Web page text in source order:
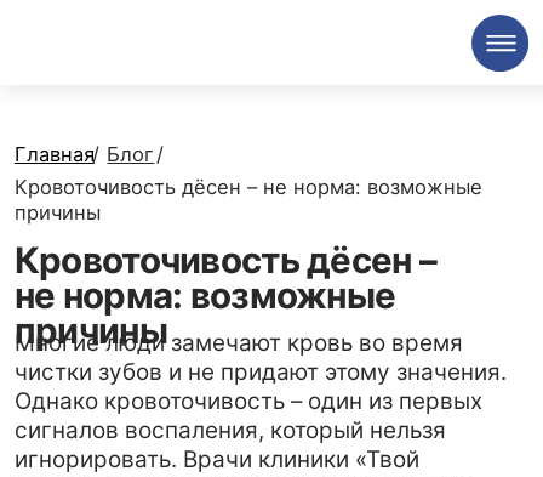
Кровоточивость дёсен – не норма: возможные
причины
Кровоточивость дёсен –
не норма: возможные
причины
Многие люди замечают кровь во время
чистки зубов и не придают этому значения.
Однако кровоточивость – один из первых
сигналов воспаления, который нельзя
игнорировать. Врачи клиники «Твой
стоматолог» предупреждают: здоровые
дёсны не кровоточат ни при чистке, ни при
приёме пищи.